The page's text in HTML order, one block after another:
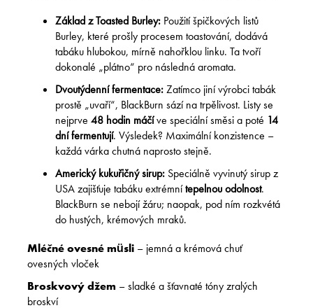
Základ z Toasted Burley: Použití špičkových listů
Burley, které prošly procesem toastování, dodává
tabáku hlubokou, mírně nahořklou linku. Ta tvoří
dokonalé „plátno“ pro následná aromata.
Dvoutýdenní fermentace:Zatímco jiní výrobci tabák
prostě „uvaří“, BlackBurn sází na trpělivost. Listy se
nejprve 48 hodin máčíve speciální směsi a poté 14
dní fermentují. Výsledek? Maximální konzistence –
každá várka chutná naprosto stejně.
Americký kukuřičný sirup: Speciálně vyvinutý sirup z
USA zajišťuje tabáku extrémnítepelnou odolnost.
BlackBurn se nebojí žáru; naopak, pod ním rozkvétá
do hustých, krémových mraků.
Mléčné ovesné müsli – jemná a krémová chuť
ovesných vloček​
Broskvový džem – sladké a šťavnaté tóny zralých
broskví​